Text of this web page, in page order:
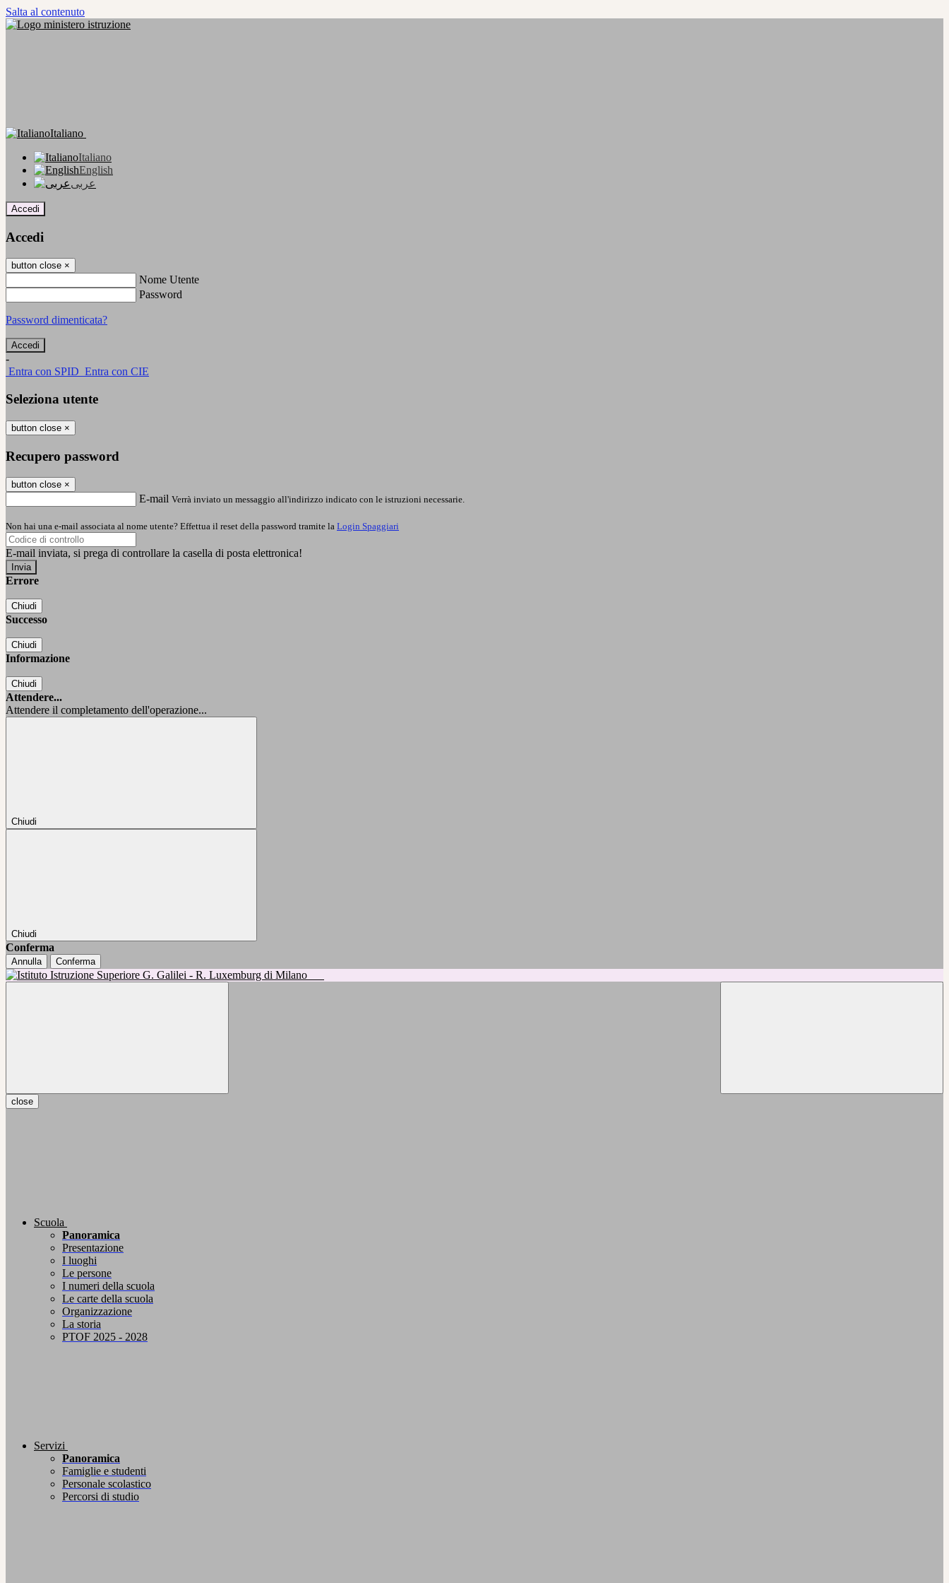
Salta al contenuto
Italiano
Italiano
English
عربى
Accedi
Accedi
button close ×
Nome Utente
Password
Password dimenticata?
-
Entra con SPID Entra con CIE
Seleziona utente
button close ×
Recupero password
button close ×
E-mail Verrà inviato un messaggio all'indirizzo indicato con le istruzioni necessarie.
Non hai una e-mail associata al nome utente? Effettua il reset della password tramite la Login Spaggiari
E-mail inviata, si prega di controllare la casella di posta elettronica!
Errore
Chiudi
Successo
Chiudi
Informazione
Chiudi
Attendere...
Attendere il completamento dell'operazione...
Chiudi
Chiudi
Conferma
Annulla Conferma
close
Scuola
Panoramica
Presentazione
I luoghi
Le persone
I numeri della scuola
Le carte della scuola
Organizzazione
La storia
PTOF 2025 - 2028
Servizi
Panoramica
Famiglie e studenti
Personale scolastico
Percorsi di studio